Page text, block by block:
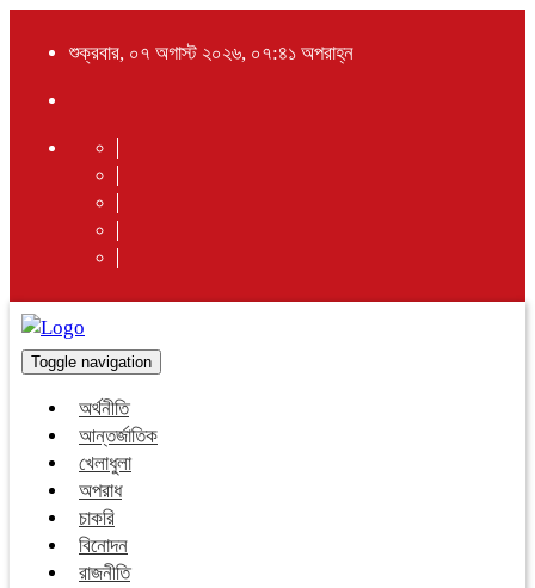
শুক্রবার, ০৭ অগাস্ট ২০২৬, ০৭:৪১ অপরাহ্ন
Toggle navigation
অর্থনীতি
আন্তর্জাতিক
খেলাধুলা
অপরাধ
চাকরি
বিনোদন
রাজনীতি